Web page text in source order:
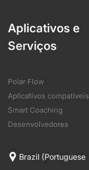
Aplicativos e
Serviços
Polar Flow
Aplicativos compatíveis
Smart Coaching
Desenvolvedores